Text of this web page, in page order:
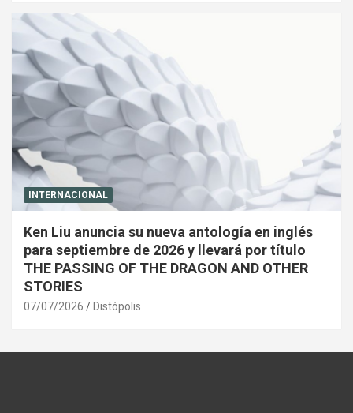
INTERNACIONAL
Ken Liu anuncia su nueva antología en inglés
para septiembre de 2026 y llevará por título
THE PASSING OF THE DRAGON AND OTHER
STORIES
07/07/2026 Distópolis